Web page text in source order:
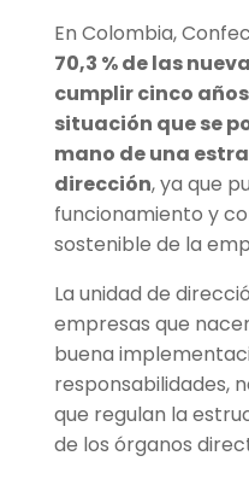
En Colombia,
70,3 % de las
cumplir cinco
situación que se
mano de una
dirección, ya que
funcionamiento y
sostenible de la
La unidad de
empresas que
buena
responsabilidades,
que regulan la
de los órganos